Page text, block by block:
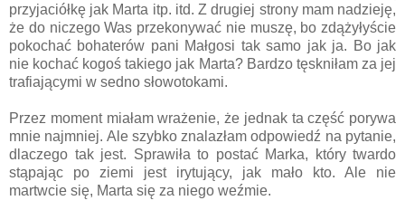
przyjaciółkę jak Marta itp. itd. Z drugiej strony mam nadzieję,
że do niczego Was przekonywać nie muszę, bo zdążyłyście
pokochać bohaterów pani Małgosi tak samo jak ja. Bo jak
nie kochać kogoś takiego jak Marta? Bardzo tęskniłam za jej
trafiającymi w sedno słowotokami.
Przez moment miałam wrażenie, że jednak ta część porywa
mnie najmniej. Ale szybko znalazłam odpowiedź na pytanie,
dlaczego tak jest. Sprawiła to postać Marka, który twardo
stąpając po ziemi jest irytujący, jak mało kto. Ale nie
martwcie się, Marta się za niego weźmie.